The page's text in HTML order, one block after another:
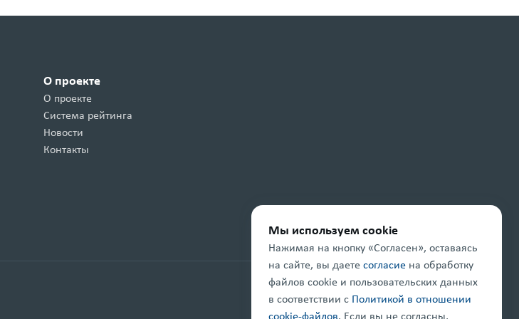
О проекте
О проекте
Система рейтинга
Новости
Контакты
Проект реализуется при поддержке
Мы используем cookie
Нажимая на кнопку «Согласен», оставаясь
на сайте, вы даете согласие на обработку
файлов cookie и пользовательских данных
в соответствии с Политикой в отношении
cookie-файлов. Если вы не согласны,